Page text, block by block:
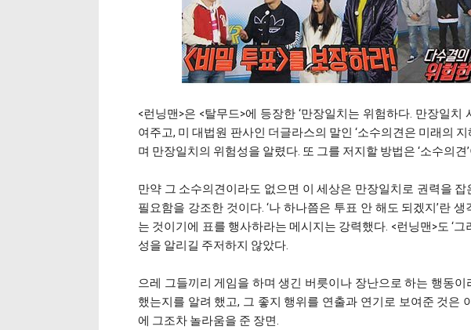
<런닝맨>은 <탈무드>에 등장한 ‘만장일치는 위험하다. 만장일치
여주고, 미 대법원 판사인 더글라스의 말인 ‘소수의견은 미래의
며 만장일치의 위험성을 알렸다. 또 그를 저지할 방법은 ‘소수의견
만약 그 소수의견이라도 없으면 이 세상은 만장일치로 권력을
필요함을 강조한 것이다. ‘나 하나쯤은 투표 안 해도 되겠지’란
는 것이기에 표를 행사하라는 메시지는 강력했다. <런닝맨>도 ‘
성을 알리길 주저하지 않았다.
으레 그들끼리 게임을 하며 생긴 버릇이나 장난으로 하는 행동
했는지를 알려 했고, 그 좋지 행위를 연출과 연기로 보여준 것은
에 그조차 놀라움을 준 장면.